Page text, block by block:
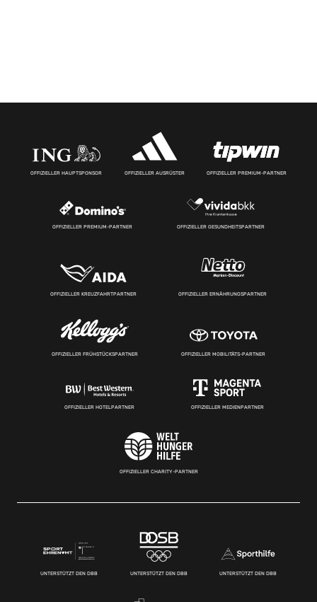
OFFIZIELLER HAUPTSPONSOR OFFIZIELLER AUSRÜSTER OFFIZIELLER PREMIUM-PARTNER
OFFIZIELLER PREMIUM-PARTNER OFFIZIELLER GESUNDHEITSPARTNER
OFFIZIELLER KREUZFAHRTPARTNER OFFIZIELLER ERNÄHRUNGSPARTNER
OFFIZIELLER FRÜHSTÜCKSPARTNER OFFIZIELLER MOBILITÄTS-PARTNER
OFFIZIELLER HOTELPARTNER OFFIZIELLER MEDIENPARTNER
OFFIZIELLER CHARITY-PARTNER
UNTERSTÜTZT DEN DBB UNTERSTÜTZT DEN DBB UNTERSTÜTZT DEN DBB